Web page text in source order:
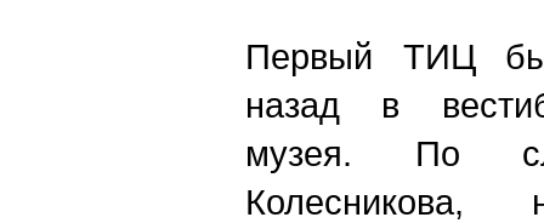
Первый ТИЦ
назад в
музея. По
Колесникова,